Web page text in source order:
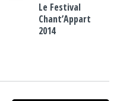
Le Festival
Chant’Appart
2014